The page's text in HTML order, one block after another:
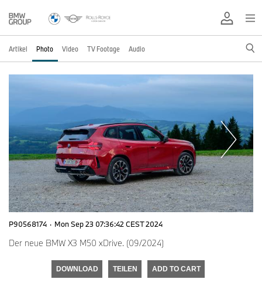
Artikel Photo Video TV Footage Audio
P90568174 · Mon Sep 23 07:36:42 CEST 2024
Der neue BMW X3 M50 xDrive. (09/2024)
DOWNLOAD TEILEN ADD TO CART